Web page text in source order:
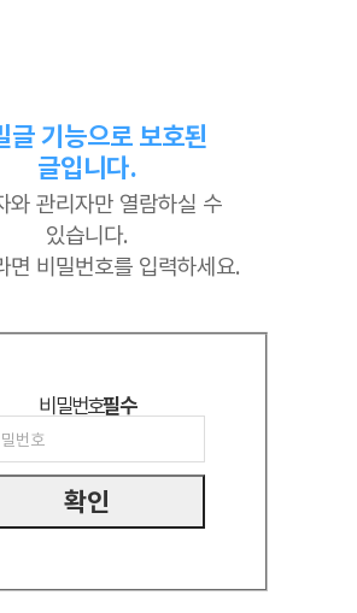
글 기능으로 보호된
글입니다.
와 관리자만 열람하실 수
있습니다.
면 비밀번호를 입력하세요.
비밀번호필수